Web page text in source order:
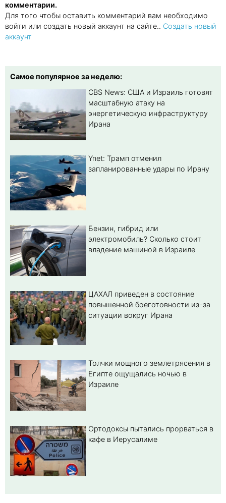
комментарии.
Для того чтобы оставить комментарий вам необходимо
войти или создать новый аккаунт на сайте.. Создать новый
аккаунт
Самое популярное за неделю:
CBS News: США и Израиль готовят
масштабную атаку на
энергетическую инфраструктуру
Ирана
Ynet: Трамп отменил
запланированные удары по Ирану
Бензин, гибрид или
электромобиль? Cколько стоит
владение машиной в Израиле
ЦАХАЛ приведен в состояние
повышенной боеготовности из-за
ситуации вокруг Ирана
Толчки мощного землетрясения в
Египте ощущались ночью в
Израиле
Ортодоксы пытались прорваться в
кафе в Иерусалиме